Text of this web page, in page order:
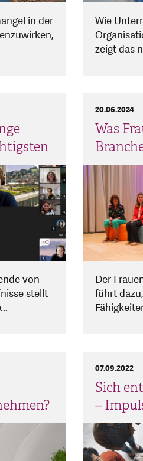
in der
Wie
zeigt das
von
stellt
Was
20.06.2024
Der
führt
Sich
–
07.09.2022